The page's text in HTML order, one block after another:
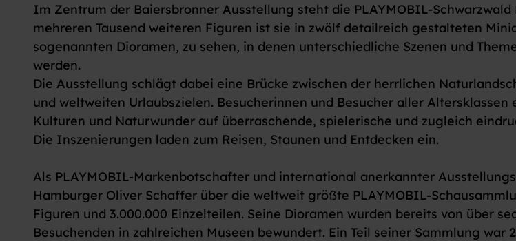
Im Zentrum der Baiersbronner Ausstellung steht die PLAYMOBIL-
mehreren Tausend weiteren Figuren ist sie in zwölf detailreich gestalteten
sogenannten Dioramen, zu sehen, in denen unterschiedliche Szenen und
werden.
Die Ausstellung schlägt dabei eine Brücke zwischen der herrlichen
und weltweiten Urlaubszielen. Besucherinnen und Besucher aller Altersklassen
Kulturen und Naturwunder auf überraschende, spielerische und zugleich
Die Inszenierungen laden zum Reisen, Staunen und Entdecken ein.
Als PLAYMOBIL-Markenbotschafter und international anerkannter
Hamburger Oliver Schaffer über die weltweit größte PLAYMOBIL-
Figuren und 3.000.000 Einzelteilen. Seine Dioramen wurden bereits von über
Besuchenden in zahlreichen Museen bewundert. Ein Teil seiner Sammlung war